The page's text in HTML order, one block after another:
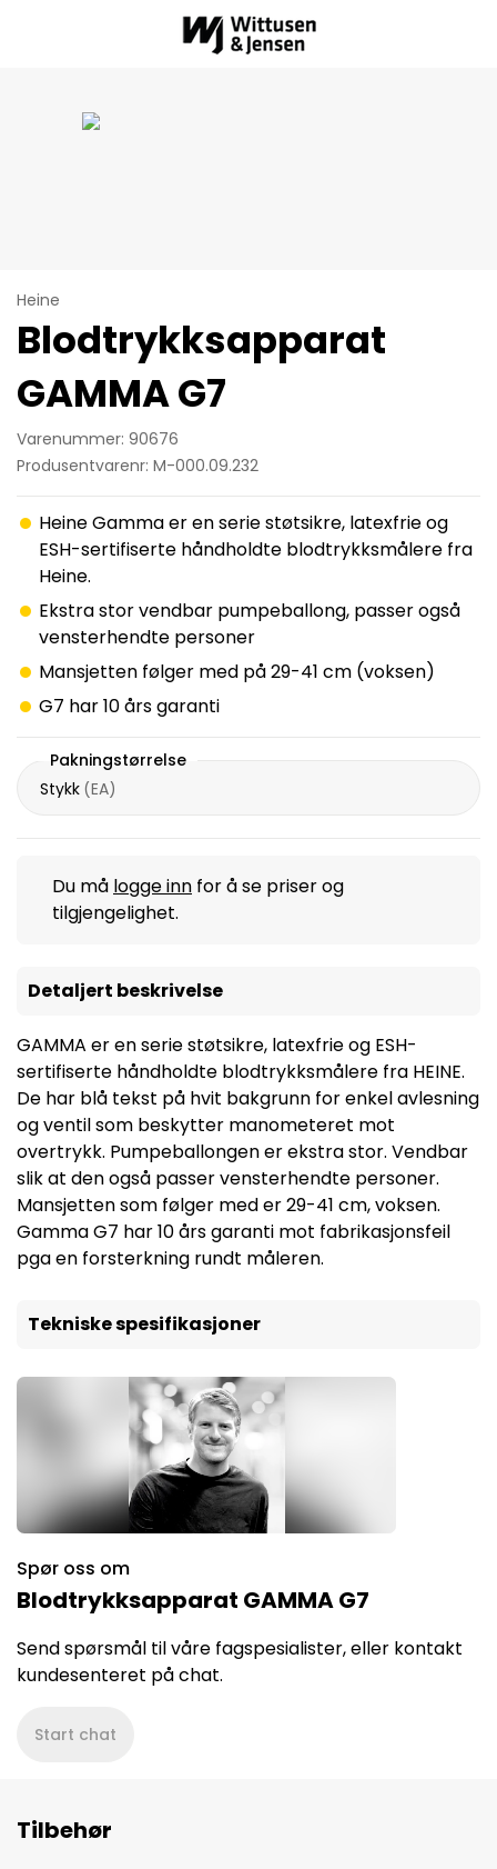
Heine
Blodtrykksapparat
GAMMA G7
Varenummer: 90676
Produsentvarenr: M-000.09.232
Heine Gamma er en serie støtsikre, latexfrie og
ESH-sertifiserte håndholdte blodtrykksmålere fra
Heine.
Ekstra stor vendbar pumpeballong, passer også
vensterhendte personer
Mansjetten følger med på 29-41 cm (voksen)
G7 har 10 års garanti
Pakningstørrelse
Stykk (EA)
Du må logge inn for å se priser og
tilgjengelighet.
Detaljert beskrivelse
GAMMA er en serie støtsikre, latexfrie og ESH-
sertifiserte håndholdte blodtrykksmålere fra HEINE.
De har blå tekst på hvit bakgrunn for enkel avlesning
og ventil som beskytter manometeret mot
overtrykk. Pumpeballongen er ekstra stor. Vendbar
slik at den også passer vensterhendte personer.
Mansjetten som følger med er 29-41 cm, voksen.
Gamma G7 har 10 års garanti mot fabrikasjonsfeil
pga en forsterkning rundt måleren.
Tekniske spesifikasjoner
Spør oss om
Blodtrykksapparat GAMMA G7
Send spørsmål til våre fagspesialister, eller kontakt
kundesenteret på chat.
Start chat
Tilbehør